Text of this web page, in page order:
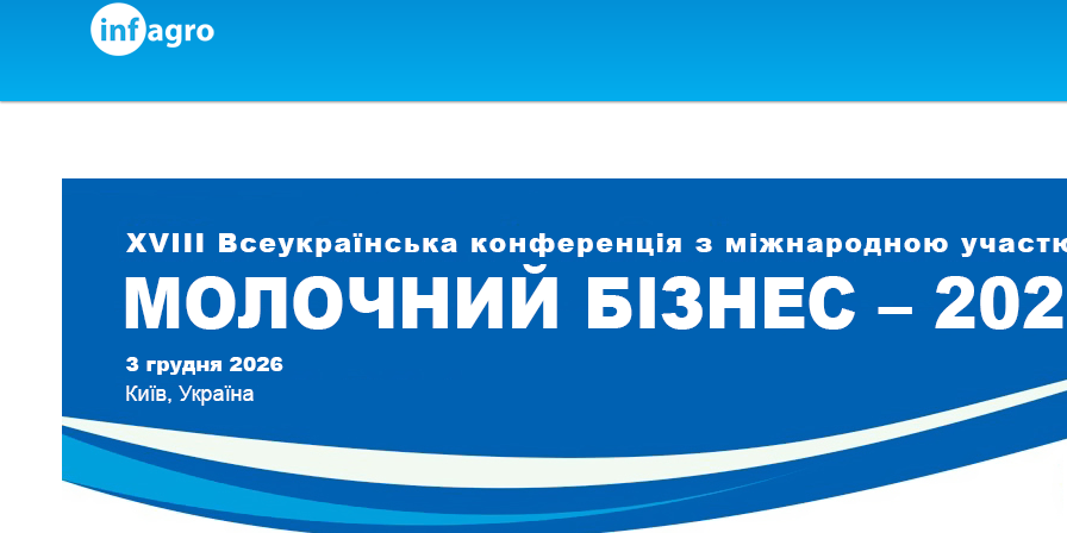
Skip to content